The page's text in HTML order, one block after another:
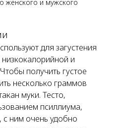
женского и мужского
для загустения
и
получить густое
несколько граммов
муки. Тесто,
псиллиума,
с ним очень удобно